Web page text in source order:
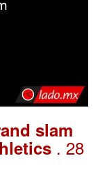
slam
. 28